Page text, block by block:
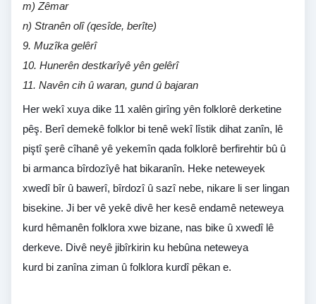
m) Zêmar
n) Stranên olî (qesîde, berîte)
9. Muzîka gelêrî
10. Hunerên destkarîyê yên gelêrî
11. Navên cih û waran, gund û bajaran
Her wekî xuya dike 11 xalên girîng yên folklorê derketine
pêş. Berî demekê folklor bi tenê wekî lîstik dihat zanîn, lê
piştî şerê cîhanê yê yekemîn qada folklorê berfirehtir bû û
bi armanca bîrdozîyê hat bikaranîn. Heke neteweyek
xwedî bîr û bawerî, bîrdozî û sazî nebe, nikare li ser lingan
bisekine. Ji ber vê yekê divê her kesê endamê neteweya
kurd hêmanên folklora xwe bizane, nas bike û xwedî lê
derkeve. Divê neyê jibîrkirin ku hebûna neteweya
kurd bi zanîna ziman û folklora kurdî pêkan e.